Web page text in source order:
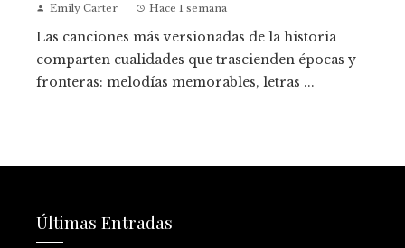
Emily Carter Hace 1 semana
Las canciones más versionadas de la historia
comparten cualidades que trascienden épocas y
fronteras: melodías memorables, letras ...
Últimas Entradas